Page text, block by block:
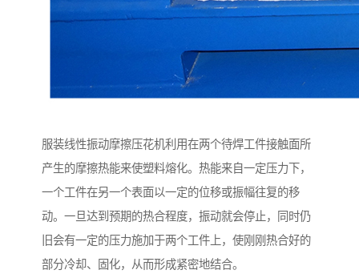
服装线性振动摩擦压花机利用在两个待焊工件接触面所
产生的摩擦热能来使塑料熔化。热能来自一定压力下，
一个工件在另一个表面以一定的位移或振幅往复的移
动。一旦达到预期的热合程度，振动就会停止，同时仍
旧会有一定的压力施加于两个工件上，使刚刚热合好的
部分冷却、固化，从而形成紧密地结合。